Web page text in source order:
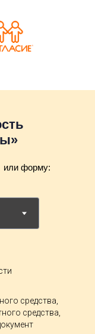
или форму:
средства,
средства,